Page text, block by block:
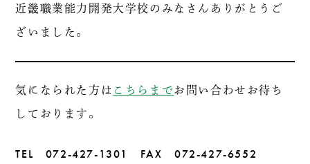
近畿職業能力開発大学校のみなさんありがとうご
ざいました。
気になられた方は こちらまでお問い合わせお待ち
しております。
TEL 072-427-1301 FAX 072-427-6552